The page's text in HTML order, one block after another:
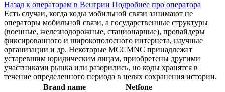
Назад к операторам в Венгрии Подробнее про оператора
Есть случаи, когда коды мобильной связи занимают не
операторы мобильной связи, а государственные структуры
(военные, железнодорожные, стационарные), провайдеры
фиксированного и широкополосного интернета, научные
организации и др. Некоторые MCCMNC принадлежат
устаревшим юридическим лицам, приобретены другими
участниками рынка или разорились, но коды хранятся в
течение определенного периода в целях сохранения истории.
Brand name
Netfone